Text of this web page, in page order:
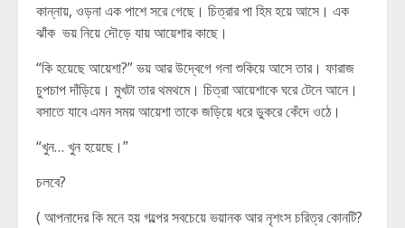
কান্নায়, ওড়না এক পাশে সরে গেছে। চিত্রার পা হিম হয়ে আসে। এক
ঝাঁক ভয় নিয়ে দৌড়ে যায় আয়েশার কাছে।
“কি হয়েছে আয়েশা?” ভয় আর উদ্বেগে গলা শুকিয়ে আসে তার। ফারাজ
চুপচাপ দাঁড়িয়ে। মুখটা তার থমথমে। চিত্রা আয়েশাকে ঘরে টেনে আনে।
বসাতে যাবে এমন সময় আয়েশা তাকে জড়িয়ে ধরে ডুকরে কেঁদে ওঠে।
“খুন… খুন হয়েছে।”
চলবে?
( আপনাদের কি মনে হয় গল্পের সবচেয়ে ভয়ানক আর নৃশংস চরিত্র কোনটি?